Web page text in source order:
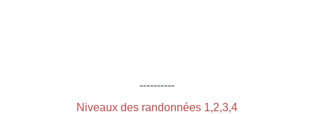
----------
Niveaux des randonnées 1,2,3,4